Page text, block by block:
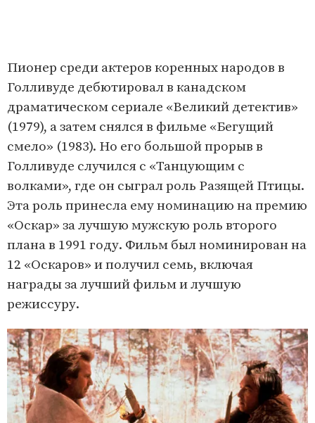
Пионер среди актеров коренных народов в
Голливуде дебютировал в канадском
драматическом сериале «Великий детектив»
(1979), а затем снялся в фильме «Бегущий
смело» (1983). Но его большой прорыв в
Голливуде случился с «Танцующим с
волками», где он сыграл роль Разящей Птицы.
Эта роль принесла ему номинацию на премию
«Оскар» за лучшую мужскую роль второго
плана в 1991 году. Фильм был номинирован на
12 «Оскаров» и получил семь, включая
награды за лучший фильм и лучшую
режиссуру.